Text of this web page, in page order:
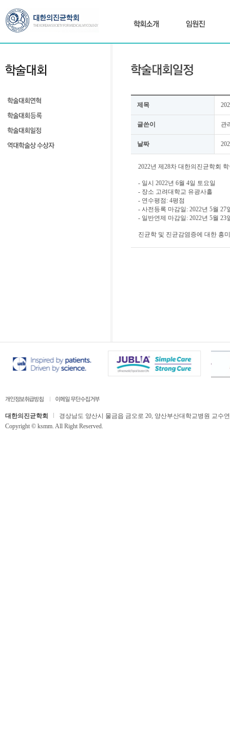
제목
글쓴이 관
날짜
2022년 제28차 대한의진균학회
- 일시 2022년 6월 4일 토요일
- 장소 고려대학교 유광사홀
- 연수평점: 4평점
- 사전등록 마감일: 2022년 5월 27
- 일반연제 마감일: 2022년 5월 23
진균학 및 진균감염증에 대한 흥
대한의진균학회
경상남도 양산시 물금읍 금오로 20, 양산부산대학교병원 교수
Copyright © ksmm. All Right Reserved.